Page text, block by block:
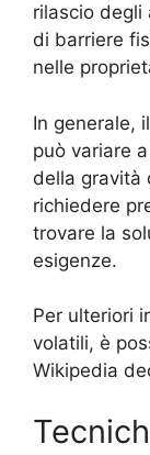
rilascio degli
di barriere
nelle
In generale,
può variare
della gravità
richiedere
trovare la
esigenze.
Per ulteriori
volatili, è
Wikipedia